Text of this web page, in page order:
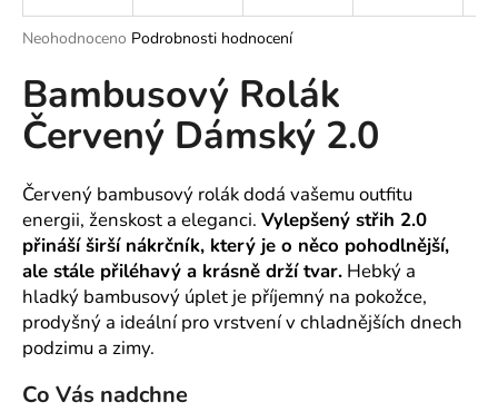
Průměrné
produktu
je
0,0
z
hvězdiček.
Neohodnoceno Podrobnosti hodnocení
Bambusový Rolák
Červený Dámský 2.0
Červený bambusový rolák dodá vašemu outfitu
energii, ženskost a eleganci. Vylepšený střih 2.0
přináší širší nákrčník, který je o něco pohodlnější,
ale stále přiléhavý a krásně drží tvar. Hebký a
hladký bambusový úplet je příjemný na pokožce,
prodyšný a ideální pro vrstvení v chladnějších dnech
podzimu a zimy.
Co Vás nadchne
HLEDAT
D
o
p
o
r
u
č
u
j
e
m
e